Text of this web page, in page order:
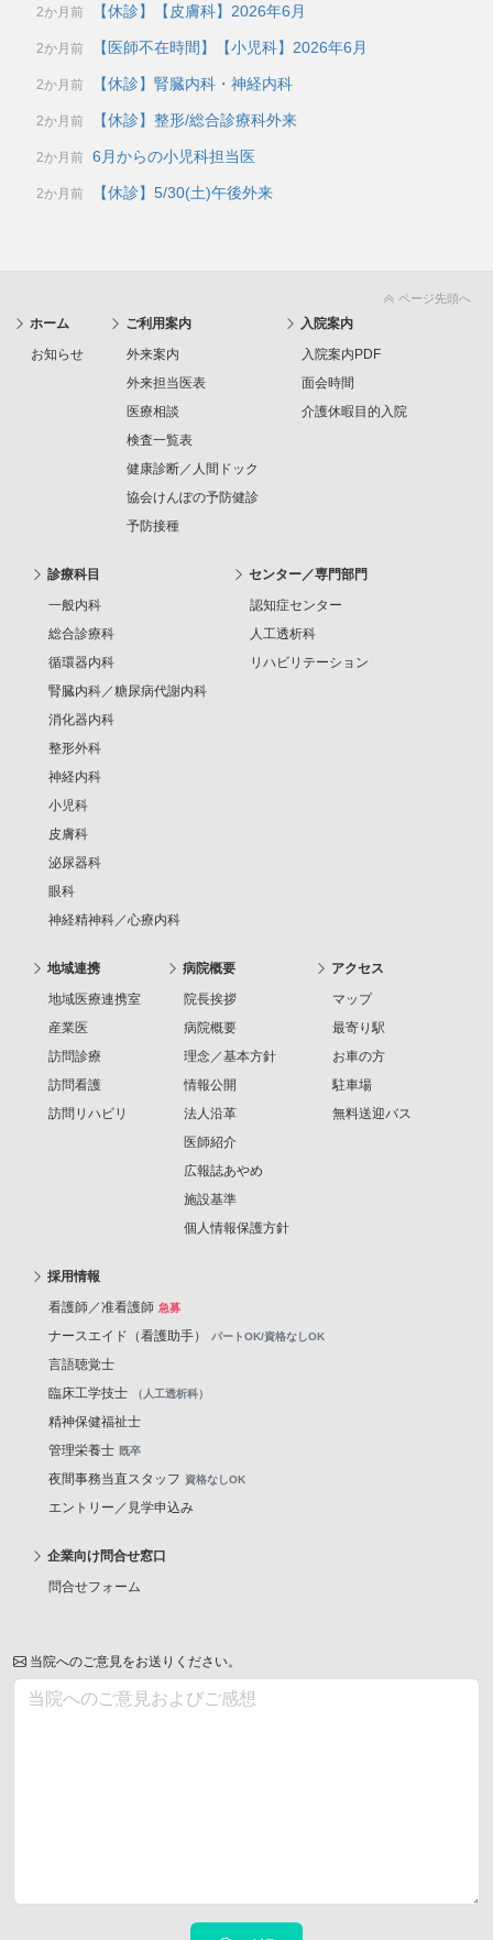
2か月前 【休診】【皮膚科】2026年6月
2か月前 【医師不在時間】【小児科】2026年6月
2か月前 【休診】腎臓内科・神経内科
2か月前 【休診】整形/総合診療科外来
2か月前 6月からの小児科担当医
2か月前 【休診】5/30(土)午後外来
ページ先頭へ
ホーム
お知らせ
ご利用案内
外来案内
外来担当医表
医療相談
検査一覧表
健康診断／人間ドック
協会けんぽの予防健診
予防接種
入院案内
入院案内PDF
面会時間
介護休暇目的入院
診療科目
一般内科
総合診療科
循環器内科
腎臓内科／糖尿病代謝内科
消化器内科
整形外科
神経内科
小児科
皮膚科
泌尿器科
眼科
神経精神科／心療内科
センター／専門部門
認知症センター
人工透析科
リハビリテーション
地域連携
地域医療連携室
産業医
訪問診療
訪問看護
訪問リハビリ
病院概要
院長挨拶
病院概要
理念／基本方針
情報公開
法人沿革
医師紹介
広報誌あやめ
施設基準
個人情報保護方針
アクセス
マップ
最寄り駅
お車の方
駐車場
無料送迎バス
採用情報
看護師／准看護師 急募
ナースエイド（看護助手） パートOK/資格なしOK
言語聴覚士
臨床工学技士
（人工透析科）
精神保健福祉士
管理栄養士 既卒
夜間事務当直スタッフ 資格なしOK
エントリー／見学申込み
企業向け問合せ窓口
問合せフォーム
当院へのご意見をお送りください。